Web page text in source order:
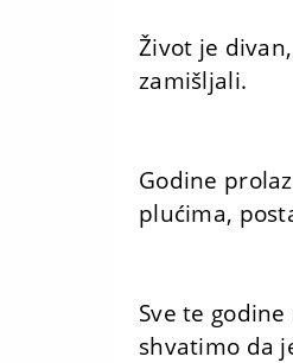
Život je
zamišljali.
Godine
plućima,
Sve te
shvatimo da